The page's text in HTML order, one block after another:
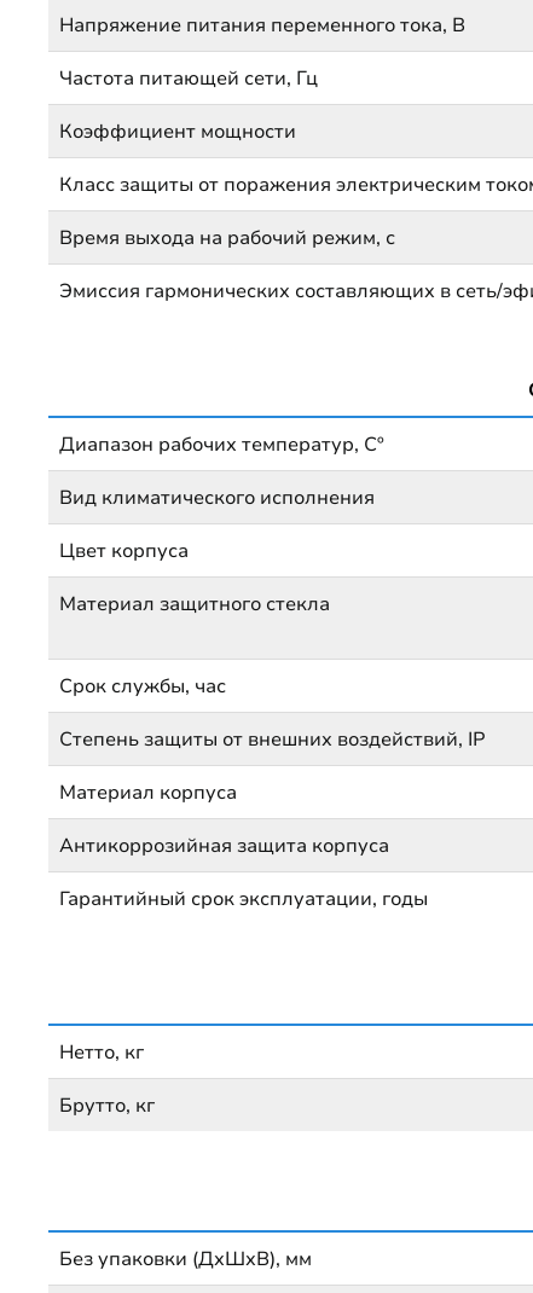
Напряжение питания переменного тока, В
Частота питающей сети, Гц
Коэффициент мощности
Класс защиты от поражения электрическим
Время выхода на рабочий режим, с
Эмиссия гармонических составляющих в сеть/
Диапазон рабочих температур, Сº
Вид климатического исполнения
Цвет корпуса
Материал защитного стекла
Срок службы, час
Степень защиты от внешних воздействий, IP
Материал корпуса
Антикоррозийная защита корпуса
Гарантийный срок эксплуатации, годы
Нетто, кг
Брутто, кг
Без упаковки (ДхШхВ), мм